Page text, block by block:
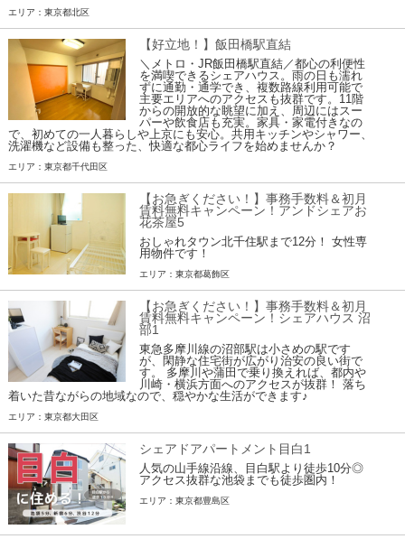
エリア：東京都北区
【好立地！】飯田橋駅直結
＼メトロ・JR飯田橋駅直結／都心の利便性
を満喫できるシェアハウス。雨の日も濡れ
ずに通勤・通学でき、複数路線利用可能で
主要エリアへのアクセスも抜群です。11階
からの開放的な眺望に加え、周辺にはスー
パーや飲食店も充実。家具・家電付きなの
で、初めての一人暮らしや上京にも安心。共用キッチンやシャワー、
洗濯機など設備も整った、快適な都心ライフを始めませんか？
エリア：東京都千代田区
【お急ぎください！】事務手数料＆初月
賃料無料キャンペーン！アンドシェアお
花茶屋5
おしゃれタウン北千住駅まで12分！ 女性専
用物件です！
エリア：東京都葛飾区
【お急ぎください！】事務手数料＆初月
賃料無料キャンペーン！シェアハウス 沼
部1
東急多摩川線の沼部駅は小さめの駅です
が、閑静な住宅街が広がり治安の良い街で
す。 多摩川や蒲田で乗り換えれば、都内や
川崎・横浜方面へのアクセスが抜群！ 落ち
着いた昔ながらの地域なので、穏やかな生活ができます♪
エリア：東京都大田区
シェアドアパートメント目白1
人気の山手線沿線、目白駅より徒歩10分◎
アクセス抜群な池袋までも徒歩圏内！
エリア：東京都豊島区